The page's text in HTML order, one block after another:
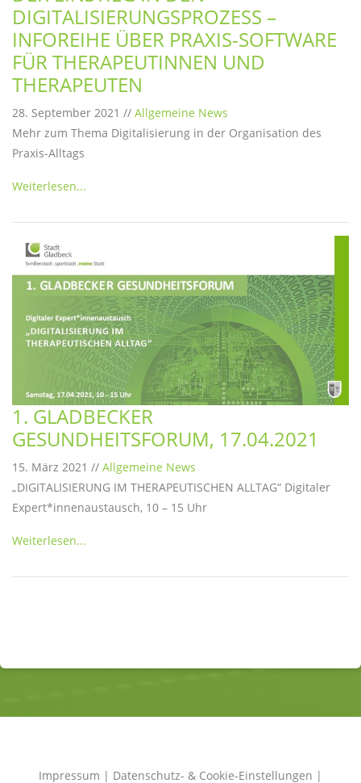
DIGITALISIERUNGSPROZESS –
INFOREIHE ÜBER PRAXIS-SOFTWARE
FÜR THERAPEUTINNEN UND
THERAPEUTEN
28. September 2021 // Allgemeine News
Mehr zum Thema Digitalisierung in der Organisation des
Praxis-Alltags
Weiterlesen...
1. GLADBECKER
GESUNDHEITSFORUM, 17.04.2021
15. März 2021 // Allgemeine News
„DIGITALISIERUNG IM THERAPEUTISCHEN ALLTAG“ Digitaler
Expert*innenaustausch, 10 – 15 Uhr
Weiterlesen...
Impressum | Datenschutz- & Cookie-Einstellungen |